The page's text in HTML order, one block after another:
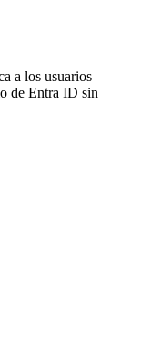
a los usuarios
de Entra ID sin